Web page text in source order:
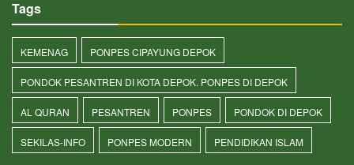
Tags
KEMENAG PONPES CIPAYUNG DEPOK
PONDOK PESANTREN DI KOTA DEPOK. PONPES DI DEPOK
AL QURAN PESANTREN PONPES PONDOK DI DEPOK
SEKILAS-INFO PONPES MODERN PENDIDIKAN ISLAM